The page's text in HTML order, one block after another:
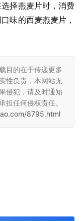
择燕麦片时，消费
味的西麦燕麦片，
目的在于传递更多
性负责，本网站无
侵犯，请及时通知
担任何侵权责任。
8795.html